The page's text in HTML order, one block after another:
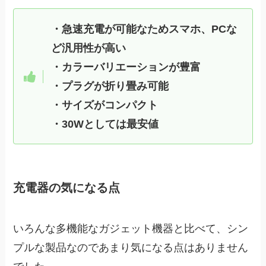
・急速充電が可能なためスマホ、PCな
ど汎用性が高い
・カラーバリエーションが豊富
・プラグが折り畳み可能
・サイズがコンパクト
・30Wとしては最安値
充電器の気になる点
いろんな多機能なガジェット機器と比べて、シン
プルな製品なのであまり気になる点はありません